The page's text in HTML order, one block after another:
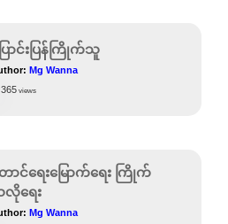
ောင်းပြန်ကြိုက်သူ
Mg Wanna
365 views
ာင်ရေးမြောက်ရေး ကြိုက်
ရေး
Mg Wanna